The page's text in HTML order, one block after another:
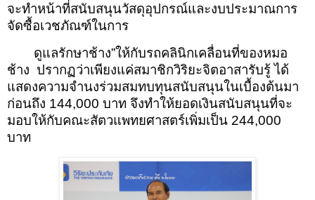
จะทำหน้าที่สนับสนุนวัสดุอุปกรณ์และงบประมาณการ
จัดซื้อเวชภัณฑ์ในการ
ดูแลรักษาช้าง”ให้กับรถคลินิกเคลื่อนที่ของหมอ
ช้าง ปรากฏว่าเพียงแค่สมาชิกวิริยะจิตอาสารับรู้ ได้
แสดงความจำนงร่วมสมทบทุนสนับสนุนในเบื้องต้นมา
ก่อนถึง 144,000 บาท จึงทำให้ยอดเงินสนับสนุนที่จะ
มอบให้กับคณะสัตวแพทยศาสตร์เพิ่มเป็น 244,000
บาท